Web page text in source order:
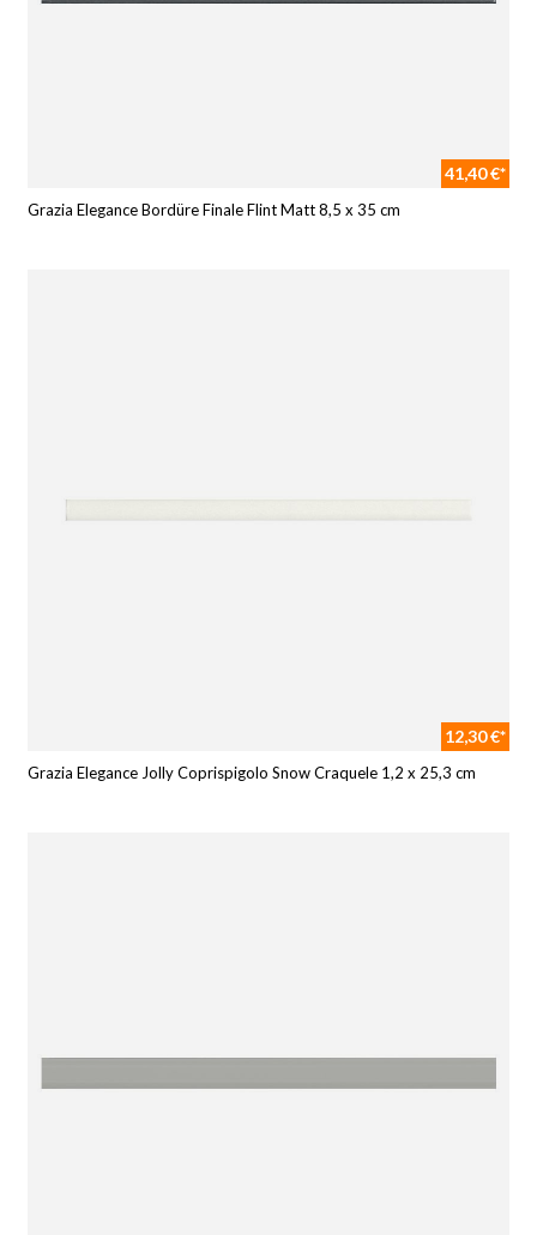
41,40 €*
Grazia Elegance Bordüre Finale Flint Matt 8,5 x 35 cm
12,30 €*
Grazia Elegance Jolly Coprispigolo Snow Craquele 1,2 x 25,3 cm